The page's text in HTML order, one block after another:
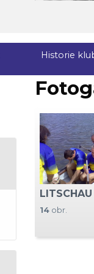
Historie
LITSCHAU
14 obr.